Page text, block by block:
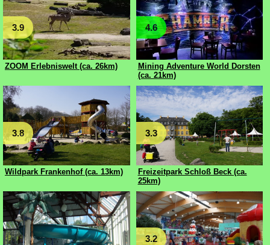
3.9
ZOOM Erlebniswelt (ca. 26km)
4.6
Mining Adventure World Dorsten
(ca. 21km)
3.8
Wildpark Frankenhof (ca. 13km)
3.3
Freizeitpark Schloß Beck (ca.
25km)
3.2